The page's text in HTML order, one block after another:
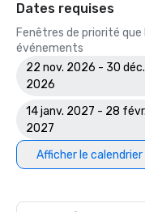
Dates requises
Fenêtres de priorité
événements
22 nov. 2026 - 30 déc.
2026
14 janv. 2027 - 28 févr.
2027
Afficher le calendrier